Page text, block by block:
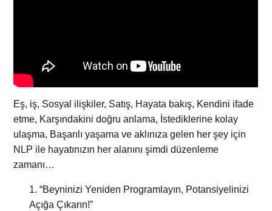
Eş, iş, Sosyal ilişkiler, Satış, Hayata bakış, Kendini ifade
etme, Karşındakini doğru anlama, İstediklerine kolay
ulaşma, Başarılı yaşama ve aklınıza gelen her şey için
NLP ile hayatınızın her alanını şimdi düzenleme
zamanı…
“Beyninizi Yeniden Programlayın, Potansiyelinizi
Açığa Çıkarın!”